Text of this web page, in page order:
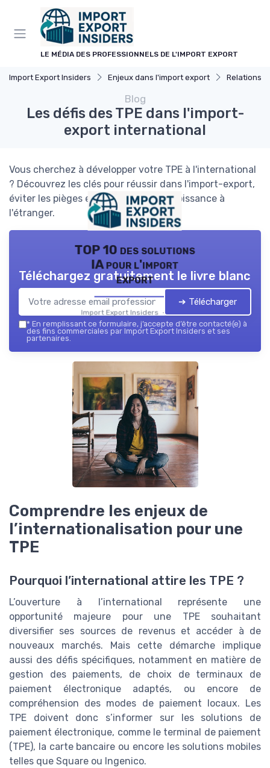
LE MÉDIA DES PROFESSIONNELS DE L'IMPORT EXPORT
Import Export Insiders Enjeux dans l'import export Relations
Blog
Les défis des TPE dans l'import-
export international
Vous cherchez à développer votre TPE à l'international
? Découvrez les clés pour réussir dans l'import-export,
éviter les pièges et optimiser votre croissance à
l'étranger.
TOP 10 des solutions
IA pour l'import
export
Import Export Insiders — 2026
Téléchargez gratuitement le livre blanc
➔ Télécharger
* En remplissant ce formulaire, j’accepte d’être contacté(e) à
des fins commerciales par Import Export Insiders et ses
partenaires.
Comprendre les enjeux de
l’internationalisation pour une
TPE
Pourquoi l’international attire les TPE ?
L’ouverture à l’international représente une
opportunité majeure pour une TPE souhaitant
diversifier ses sources de revenus et accéder à de
nouveaux marchés. Mais cette démarche implique
aussi des défis spécifiques, notamment en matière de
gestion des paiements, de choix de terminaux de
paiement électronique adaptés, ou encore de
compréhension des modes de paiement locaux. Les
TPE doivent donc s’informer sur les solutions de
paiement électronique, comme le terminal de paiement
(TPE), la carte bancaire ou encore les solutions mobiles
telles que Square ou Ingenico.
Panneau de gestion des cookies